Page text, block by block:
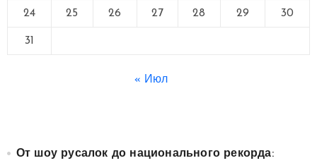
24 25 26 27 28 29 30
31
« Июл
От шоу русалок до национального рекорда: